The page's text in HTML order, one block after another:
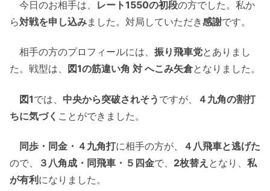
今日のお相手は、 レート1550の初段の方でした。私か
ら対戦を申し込みました。対局していただき感謝です。
相手の方のプロフィールには、 振り飛車党とありまし
た。戦型は、
図1の筋違い角 対 へこみ矢倉となりました。
図1では、 中央から突破されそう ですが、
４九角の割打
ちに気づく ことができました。
同歩・同金・４九角打に相手の方が、
４八飛車と逃げた
ので、
３八角成・同飛車・５四金で、 2枚替え となり、 私
が有利 になりました。